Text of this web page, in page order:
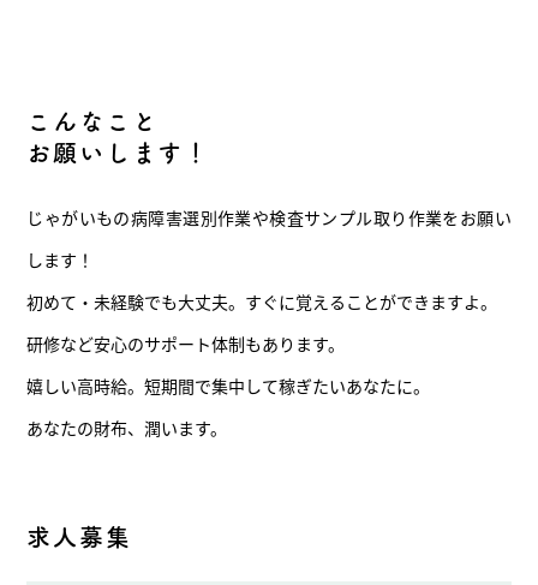
こんなこと
お願いします！
じゃがいもの病障害選別作業や検査サンプル取り作業をお願い
します！
初めて・未経験でも大丈夫。すぐに覚えることができますよ。
研修など安心のサポート体制もあります。
嬉しい高時給。短期間で集中して稼ぎたいあなたに。
あなたの財布、潤います。
求人募集